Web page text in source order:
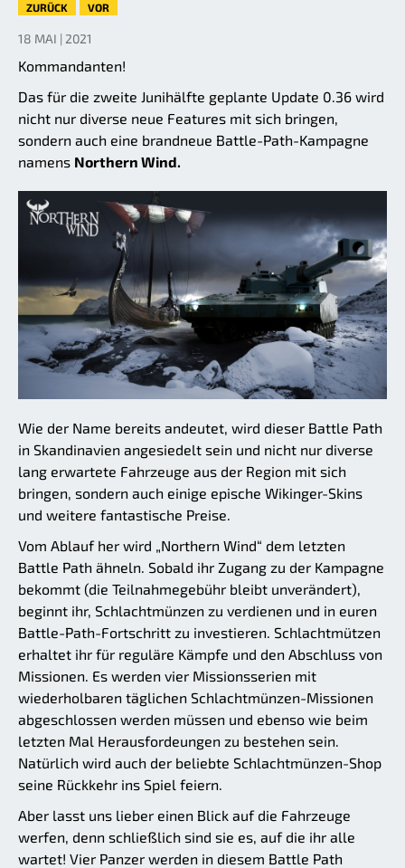
ZURÜCK VOR
18 MAI | 2021
Kommandanten!
Das für die zweite Junihälfte geplante Update 0.36 wird
nicht nur diverse neue Features mit sich bringen,
sondern auch eine brandneue Battle-Path-Kampagne
namens Northern Wind.
Wie der Name bereits andeutet, wird dieser Battle Path
in Skandinavien angesiedelt sein und nicht nur diverse
lang erwartete Fahrzeuge aus der Region mit sich
bringen, sondern auch einige epische Wikinger-Skins
und weitere fantastische Preise.
Vom Ablauf her wird „Northern Wind“ dem letzten
Battle Path ähneln. Sobald ihr Zugang zu der Kampagne
bekommt (die Teilnahmegebühr bleibt unverändert),
beginnt ihr, Schlachtmünzen zu verdienen und in euren
Battle-Path-Fortschritt zu investieren. Schlachtmützen
erhaltet ihr für reguläre Kämpfe und den Abschluss von
Missionen. Es werden vier Missionsserien mit
wiederholbaren täglichen Schlachtmünzen-Missionen
abgeschlossen werden müssen und ebenso wie beim
letzten Mal Herausfordeungen zu bestehen sein.
Natürlich wird auch der beliebte Schlachtmünzen-Shop
seine Rückkehr ins Spiel feiern.
Aber lasst uns lieber einen Blick auf die Fahrzeuge
werfen, denn schließlich sind sie es, auf die ihr alle
wartet! Vier Panzer werden in diesem Battle Path